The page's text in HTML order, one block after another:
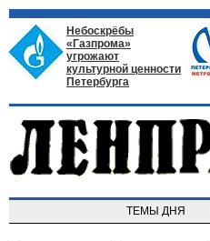
Небоскрёбы
«Газпрома»
угрожают
культурной ценности
Петербурга
ТЕМЫ ДНЯ